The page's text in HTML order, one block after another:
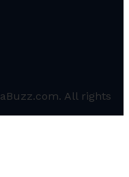
All rights